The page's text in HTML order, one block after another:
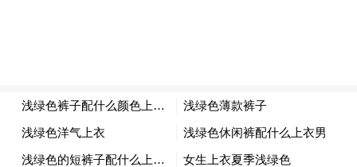
保障企业拿地即可开工，为项目建设扫清阻
碍。